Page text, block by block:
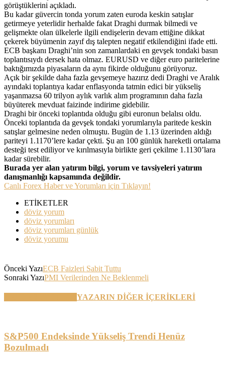
görüştüklerini açıkladı.
Bu kadar güvercin tonda yorum zaten euroda keskin satışlar
getirmeye yeterlidir herhalde fakat Draghi durmak bilmedi ve
gelişmekte olan ülkelerle ilgili endişelerin devam ettiğine dikkat
çekerek büyümenin zayıf dış talepten negatif etkilendiğini ifade etti.
ECB başkanı Draghi’nin son zamanlardaki en gevşek tondaki basın
toplantısıydı dersek hata olmaz. EURUSD ve diğer euro paritelerine
baktığımızda piyasaların da aynı fikirde olduğunu görüyoruz.
Açık bir şekilde daha fazla gevşemeye hazırız dedi Draghi ve Aralık
ayındaki toplantıya kadar enflasyonda tatmin edici bir yükseliş
yaşanmazsa 60 trilyon aylık varlık alım programının daha fazla
büyüterek mevduat faizinde indirime gidebilir.
Draghi bir önceki toplantıda olduğu gibi euronun belalısı oldu.
Önceki toplantıda da gevşek tondaki yorumlarıyla paritede keskin
satışlar gelmesine neden olmuştu. Bugün de 1.13 üzerinden aldığı
pariteyi 1.1170’lere kadar çekti. Şu an 100 günlük hareketli ortalama
desteği test ediliyor ve kırılmasıyla birlikte geri çekilme 1.1130’lara
kadar sürebilir.
Burada yer alan yatırım bilgi, yorum ve tavsiyeleri yatırım
danışmanlığı kapsamında değildir.
Canlı Forex Haber ve Yorumları için Tıklayın!
ETİKETLER
döviz yorum
döviz yorumları
döviz yorumları günlük
döviz yorumu
Önceki YazıECB Faizleri Sabit Tuttu
Sonraki YazıPMI Verilerinden Ne Beklenmeli
YAZARIN DİĞER İÇERİKLERİ
S&P500 Endeksinde Yükseliş Trendi Henüz
Bozulmadı